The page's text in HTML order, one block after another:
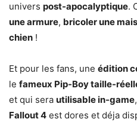
univers post-apocalyptique.
une armure, bricoler une
chien !
Et pour les fans, une édition
le fameux Pip-Boy taille-
et qui sera utilisable in-game
Fallout 4 est dores et déja